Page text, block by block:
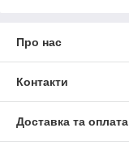
Про нас
Контакти
Доставка та оплата